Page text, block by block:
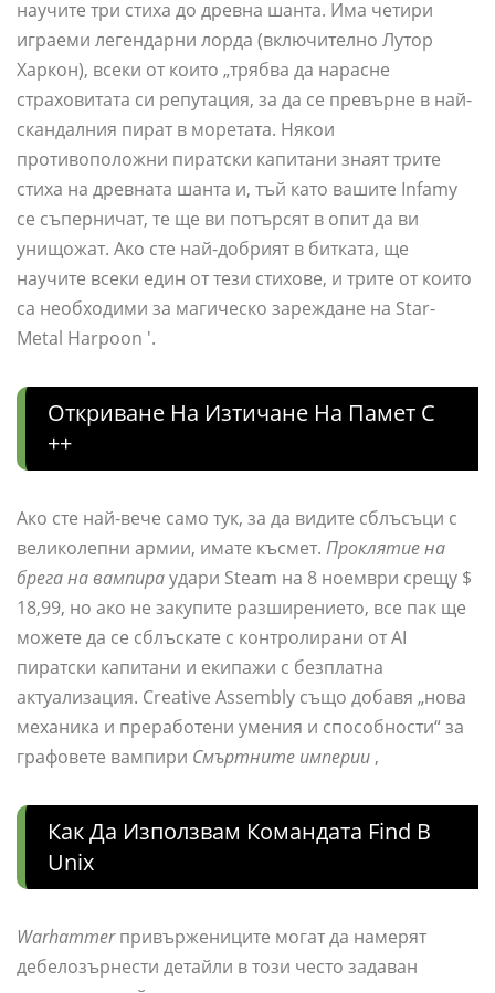
научите три стиха до древна шанта. Има четири
играеми легендарни лорда (включително Лутор
Харкон), всеки от които „трябва да нарасне
страховитата си репутация, за да се превърне в най-
скандалния пират в моретата. Някои
противоположни пиратски капитани знаят трите
стиха на древната шанта и, тъй като вашите Infamy
се съперничат, те ще ви потърсят в опит да ви
унищожат. Ако сте най-добрият в битката, ще
научите всеки един от тези стихове, и трите от които
са необходими за магическо зареждане на Star-
Metal Harpoon '.
Откриване На Изтичане На Памет C
++
Ако сте най-вече само тук, за да видите сблъсъци с
великолепни армии, имате късмет. Проклятие на
брега на вампираудари Steam на 8 ноември срещу $
18,99, но ако не закупите разширението, все пак ще
можете да се сблъскате с контролирани от AI
пиратски капитани и екипажи с безплатна
актуализация. Creative Assembly също добавя „нова
механика и преработени умения и способности“ за
графовете вампири Смъртните империи ,
Как Да Използвам Командата Find В
Unix
Warhammerпривържениците могат да намерят
дебелозърнести детайли в този често задаван